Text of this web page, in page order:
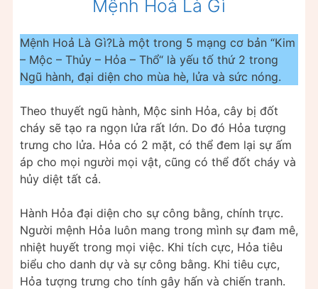
Mệnh Hoả Là Gì
Mệnh Hoả Là Gì?Là một trong 5 mạng cơ bản “Kim
– Mộc – Thủy – Hỏa – Thổ“ là yếu tố thứ 2 trong
Ngũ hành, đại diện cho mùa hè, lửa và sức nóng.
Theo thuyết ngũ hành, Mộc sinh Hỏa, cây bị đốt
cháy sẽ tạo ra ngọn lửa rất lớn. Do đó Hỏa tượng
trưng cho lửa. Hỏa có 2 mặt, có thể đem lại sự ấm
áp cho mọi người mọi vật, cũng có thể đốt cháy và
hủy diệt tất cả.
Hành Hỏa đại diện cho sự công bằng, chính trực.
Người mệnh Hỏa luôn mang trong mình sự đam mê,
nhiệt huyết trong mọi việc. Khi tích cực, Hỏa tiêu
biểu cho danh dự và sự công bằng. Khi tiêu cực,
Hỏa tượng trưng cho tính gây hấn và chiến tranh.